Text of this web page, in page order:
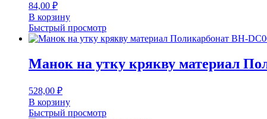
84,00 ₽
В корзину
Быстрый просмотр
Манок на утку крякву материал
528,00 ₽
В корзину
Быстрый просмотр